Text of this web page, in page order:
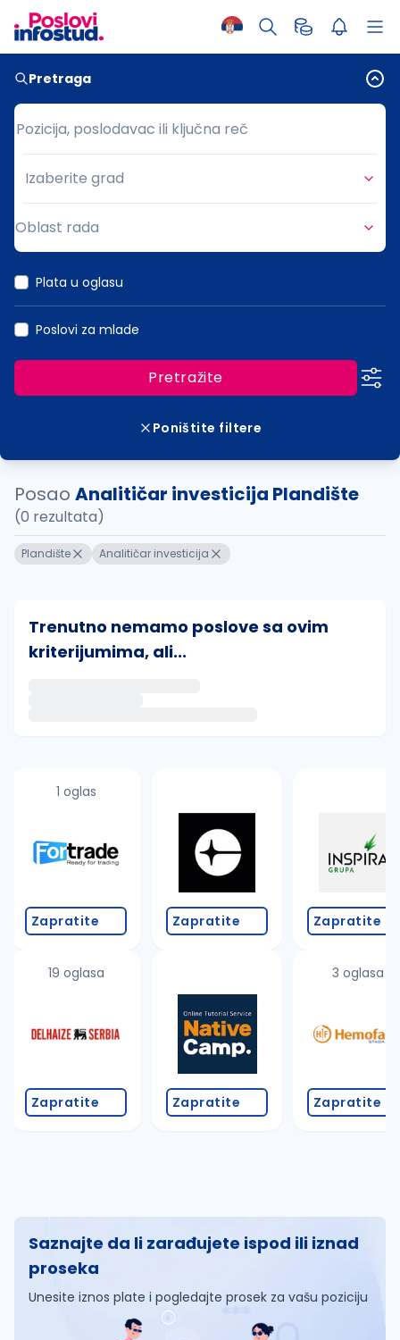
Pretraga
Pozicija, poslodavac ili ključna reč
Pozicija, poslodavac ili ključna reč
Grad
Izaberite grad
Oblast rada
Plata u oglasu
Poslovi za mlade
Pretražite
Poništite filtere
Posao Analitičar investicija Plandište
(0 rezultata)
Plandište Analitičar investicija
Trenutno nemamo poslove sa ovim
kriterijumima, ali...
proverite pravopisne greške (koristite č, ć, š, đ,
povećajte radijus za odabrani grad
promenite odabrane filtere pretrage
1 oglas
Zapratite
19 oglasa
Zapratite
Zapratite
Zapratite
Zapratite
3 oglasa
Zapratite
Saznajte da li zarađujete ispod ili iznad
proseka
Unesite iznos plate i pogledajte prosek za vašu poziciju